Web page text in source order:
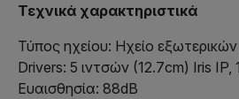
Τεχνικά χαρακτηριστικά
Τύπος ηχείου: Ηχείο
Drivers: 5 ιντσών (12.7cm) Iris
Ευαισθησία: 88dB